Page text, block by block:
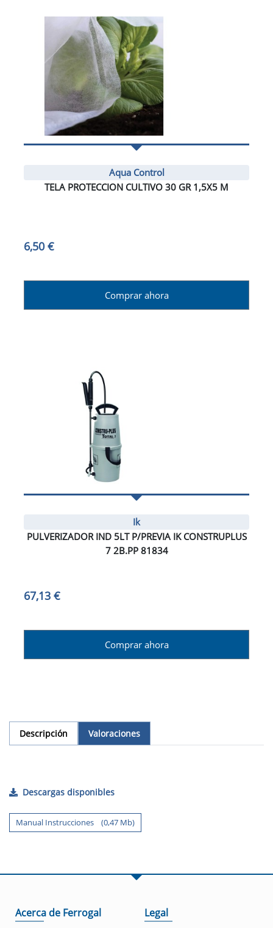
Aqua Control
TELA PROTECCION CULTIVO 30 GR 1,5X5 M
6,50 €
Comprar ahora
Ik
PULVERIZADOR IND 5LT P/PREVIA IK CONSTRUPLUS
7 2B.PP 81834
67,13 €
Comprar ahora
Descripción Valoraciones
Descargas disponibles
Manual Instrucciones (0,47 Mb)
Acerca de Ferrogal Legal